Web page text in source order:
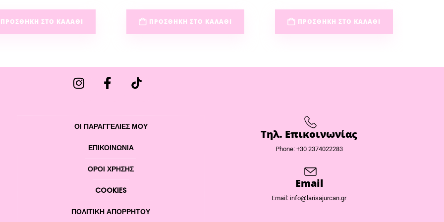
ΠΡΟΣΘΉΚΗ ΣΤΟ ΚΑΛΆΘΙ ΠΡΟΣΘΉΚΗ ΣΤΟ ΚΑΛΆΘΙ ΠΡΟΣΘΉΚΗ ΣΤΟ ΚΑΛΆΘΙ
ΟΙ ΠΑΡΑΓΓΕΛΙΕΣ ΜΟΥ
ΕΠΙΚΟΙΝΩΝΊΑ
ΌΡΟΙ ΧΡΉΣΗΣ
COOKIES
ΠΟΛΙΤΙΚΉ ΑΠΟΡΡΉΤΟΥ
Τηλ. Επικοινωνίας
Phone: +30 2374022283
Email
Email: info@larisajurcan.gr